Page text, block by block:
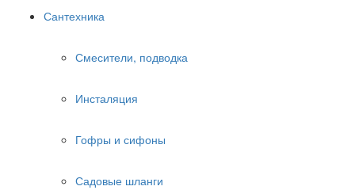
Сантехника
Смесители, подводка
Инсталяция
Гофры и сифоны
Садовые шланги